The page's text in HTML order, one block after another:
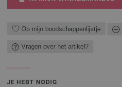
Op mijn boodschappenlijstje
Vragen over het artikel?
JE HEBT NODIG